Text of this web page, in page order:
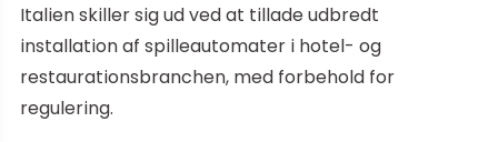
Italien skiller sig ud ved at tillade udbredt
installation af spilleautomater i hotel- og
restaurationsbranchen, med forbehold for
regulering.